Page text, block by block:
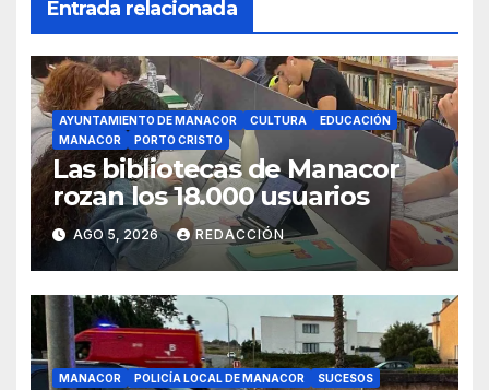
Entrada relacionada
AYUNTAMIENTO DE MANACOR CULTURA
EDUCACIÓN
MANACOR
PORTO CRISTO
Las bibliotecas de Manacor
rozan los 18.000 usuarios
AGO 5, 2026 REDACCIÓN
MANACOR POLICÍA LOCAL DE MANACOR SUCESOS